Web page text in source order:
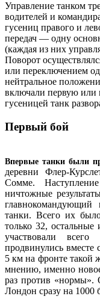
Управление танком
водителей и
гусениц правого и
передач — одну
(каждая из них
Поворот
или переключением
нейтральное
включали первую или
гусеницей танк
Первый бой
Впервые танки были
деревни Флер-
Сомме.
ничтожные
танки. Всего их
только 32, остальные
участвовали
продвинулись вместе
5 км на фронте
мнению, именно
раз против «нормы».
Лондон сразу на